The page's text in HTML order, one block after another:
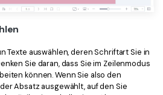
Texte auswählen, deren Schriftart Sie in
Sie daran, dass Sie im Zeilenmodus
können. Wenn Sie also den
Absatz ausgewählt, auf den Sie